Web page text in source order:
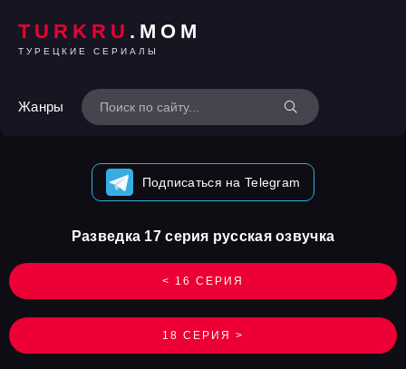
TURKRU .MOM
ТУРЕЦКИЕ СЕРИАЛЫ
Жанры
Подписаться на Telegram
< 16 СЕРИЯ
Разведка 17 серия русская озвучка
18 СЕРИЯ >